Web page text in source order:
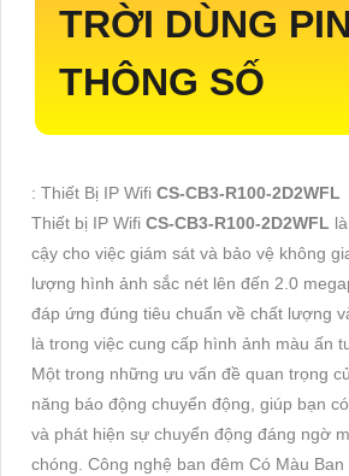
TRỜI DÙNG
THÔNG SỐ
: Thiết Bị IP Wifi CS-CB3-R100-2D2WFL
Thiết bị IP Wifi CS-CB3-R100-2D2WFL
cậy cho việc giám sát và bảo vệ không
lượng hình ảnh sắc nét lên đến 2.0
đáp ứng đúng tiêu chuẩn về chất lượng
là trong việc cung cấp hình ảnh màu ấn
Một trong những ưu vấn đề quan trọng
năng báo động chuyển động, giúp bạn
và phát hiện sự chuyển động đáng ngờ
chóng. Công nghệ ban đêm Có Màu